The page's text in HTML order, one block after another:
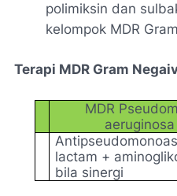
polimiksin dan
kelompok MDR
Terapi MDR Gram
MDR
aeruginosa
lactam +
bila sinergi